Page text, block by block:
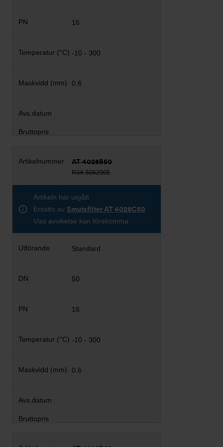
16
-10 - 300
0.6
AT 4028B50
RSK 5062905
Artikeln har utgått
Ersätts av Smutsfilter AT 4028C50
Viss avvikelse kan förekomma
Standard
50
16
-10 - 300
0.6